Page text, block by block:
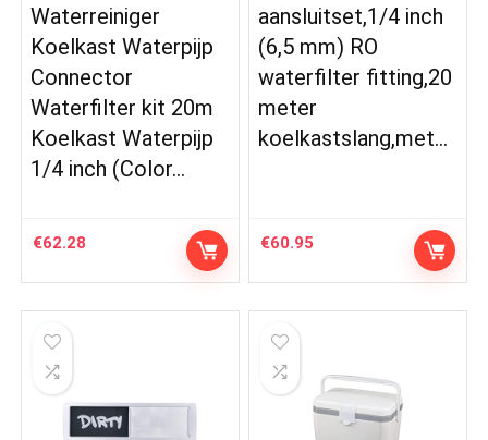
Waterreiniger
Koelkast Waterpijp
Connector
Waterfilter kit 20m
Koelkast Waterpijp
1/4 inch (Color…
€62.28
aansluitset,1/4 inch
(6,5 mm) RO
waterfilter fitting,20
meter
koelkastslang,met…
€60.95